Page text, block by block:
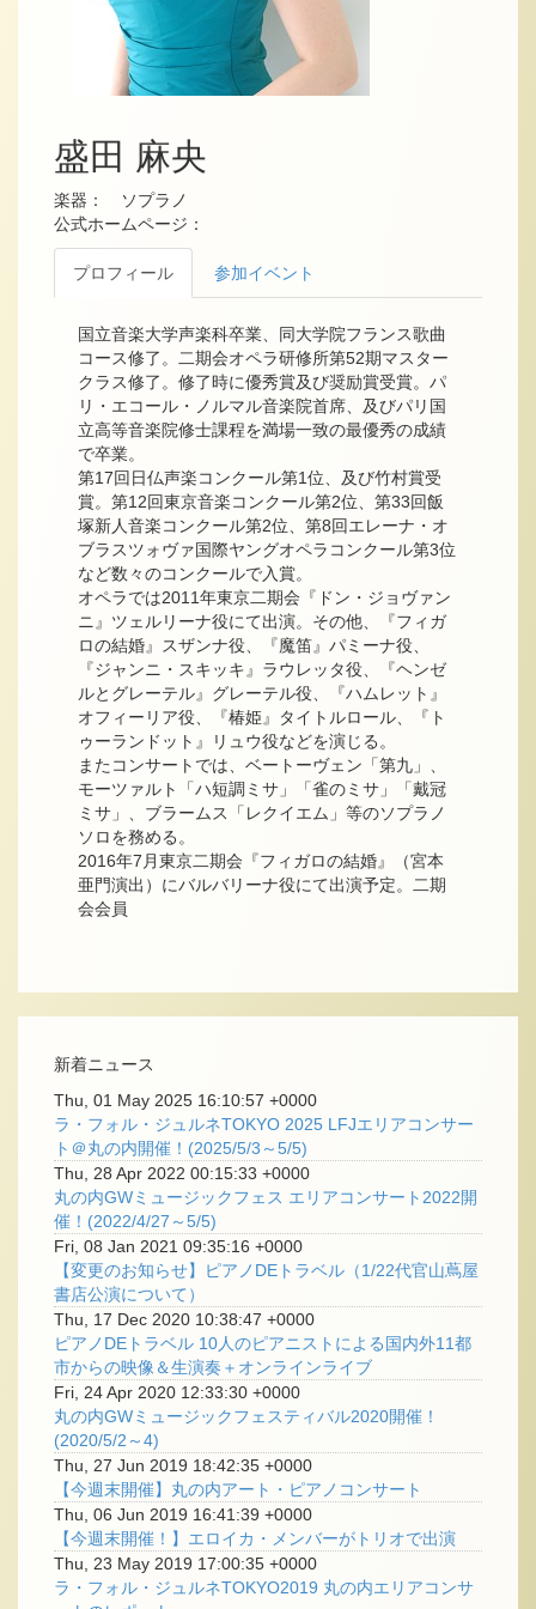
盛田 麻央
楽器： ソプラノ
公式ホームページ：
プロフィール 参加イベント
国立音楽大学声楽科卒業、同大学院フランス歌曲
コース修了。二期会オペラ研修所第52期マスター
クラス修了。修了時に優秀賞及び奨励賞受賞。パ
リ・エコール・ノルマル音楽院首席、及びパリ国
立高等音楽院修士課程を満場一致の最優秀の成績
で卒業。
第17回日仏声楽コンクール第1位、及び竹村賞受
賞。第12回東京音楽コンクール第2位、第33回飯
塚新人音楽コンクール第2位、第8回エレーナ・オ
ブラスツォヴァ国際ヤングオペラコンクール第3位
など数々のコンクールで入賞。
オペラでは2011年東京二期会『ドン・ジョヴァン
ニ』ツェルリーナ役にて出演。その他、『フィガ
ロの結婚』スザンナ役、『魔笛』パミーナ役、
『ジャンニ・スキッキ』ラウレッタ役、『ヘンゼ
ルとグレーテル』グレーテル役、『ハムレット』
オフィーリア役、『椿姫』タイトルロール、『ト
ゥーランドット』リュウ役などを演じる。
またコンサートでは、ベートーヴェン「第九」、
モーツァルト「ハ短調ミサ」「雀のミサ」「戴冠
ミサ」、ブラームス「レクイエム」等のソプラノ
ソロを務める。
2016年7月東京二期会『フィガロの結婚』（宮本
亜門演出）にバルバリーナ役にて出演予定。二期
会会員
新着ニュース
Thu, 01 May 2025 16:10:57 +0000
ラ・フォル・ジュルネTOKYO 2025 LFJエリアコンサー
ト＠丸の内開催！(2025/5/3～5/5)
Thu, 28 Apr 2022 00:15:33 +0000
丸の内GWミュージックフェス エリアコンサート2022開
催！(2022/4/27～5/5)
Fri, 08 Jan 2021 09:35:16 +0000
【変更のお知らせ】ピアノDEトラベル（1/22代官山蔦屋
書店公演について）
Thu, 17 Dec 2020 10:38:47 +0000
ピアノDEトラベル 10人のピアニストによる国内外11都
市からの映像＆生演奏＋オンラインライブ
Fri, 24 Apr 2020 12:33:30 +0000
丸の内GWミュージックフェスティバル2020開催！
(2020/5/2～4)
Thu, 27 Jun 2019 18:42:35 +0000
【今週末開催】丸の内アート・ピアノコンサート
Thu, 06 Jun 2019 16:41:39 +0000
【今週末開催！】エロイカ・メンバーがトリオで出演
Thu, 23 May 2019 17:00:35 +0000
ラ・フォル・ジュルネTOKYO2019 丸の内エリアコンサ